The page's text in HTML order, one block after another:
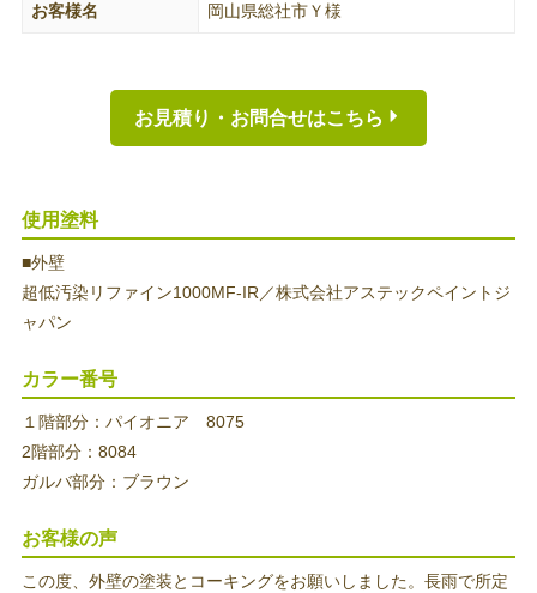
お客様名 岡山県総社市Ｙ様
お見積り・お問合せはこちら
使用塗料
■外壁
超低汚染リファイン1000MF-IR／株式会社アステックペイントジ
ャパン
カラー番号
１階部分：パイオニア 8075
2階部分：8084
ガルバ部分：ブラウン
お客様の声
この度、外壁の塗装とコーキングをお願いしました。長雨で所定